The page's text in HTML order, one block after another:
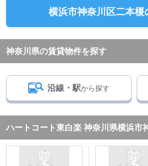
横浜市神奈川区二本榎
神奈川県の賃貸物件を探す
沿線・駅から探す
ハートコート東白楽 神奈川県横浜市